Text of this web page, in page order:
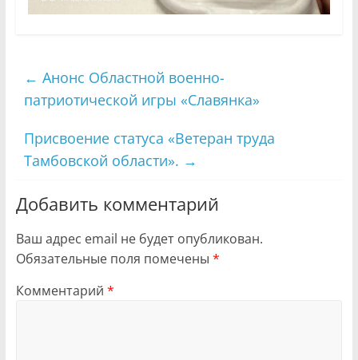
← Анонс Областной военно-
патриотической игры «Славянка»
Присвоение статуса «Ветеран труда
Тамбовской области». →
Добавить комментарий
Ваш адрес email не будет опубликован.
Обязательные поля помечены *
Комментарий *